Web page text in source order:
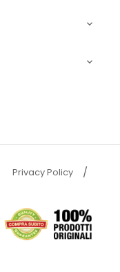


Privacy Policy